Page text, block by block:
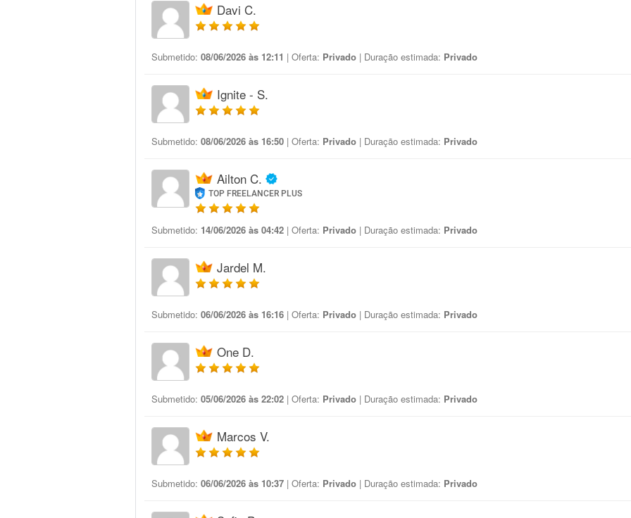
Davi C.
Submetido: 08/06/2026 às 12:11 | Oferta: Privado | Duração estimada: Privado
Ignite - S.
Submetido: 08/06/2026 às 16:50 | Oferta: Privado | Duração estimada: Privado
Ailton C.
TOP FREELANCER PLUS
Submetido: 14/06/2026 às 04:42 | Oferta: Privado | Duração estimada: Privado
Jardel M.
Submetido: 06/06/2026 às 16:16 | Oferta: Privado | Duração estimada: Privado
One D.
Submetido: 05/06/2026 às 22:02 | Oferta: Privado | Duração estimada: Privado
Marcos V.
Submetido: 06/06/2026 às 10:37 | Oferta: Privado | Duração estimada: Privado